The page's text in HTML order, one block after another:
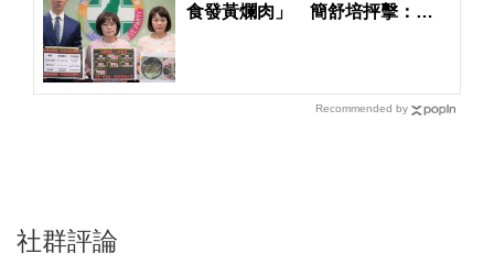
食發黃爛肉」 簡舒培抨擊：蔣
Recommended by
社群評論